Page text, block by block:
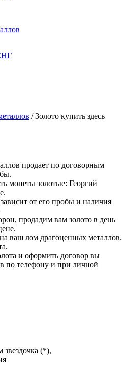
/ Золото купить здесь
продает по договорным
монеты золотые: Георгий
от его пробы и наличия
продадим вам золото в день
ваш лом драгоценных металлов.
и оформить договор вы
по телефону и при личной
(*),